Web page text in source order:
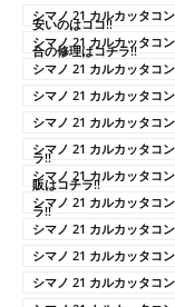
シマノ 21 カルカッタコ
安いのはココ!!
シマノ 21 カルカッタコ
合の修理はコチラ!!
シマノ 21 カルカッタコ
シマノ 21 カルカッタコ
シマノ 21 カルカッタコ
シマノ 21 カルカッタコ
ラ!!
シマノ 21 カルカッタコ
販はコチラ!!
シマノ 21 カルカッタコ
ラ!!
シマノ 21 カルカッタコ
シマノ 21 カルカッタコ
シマノ 21 カルカッタコ